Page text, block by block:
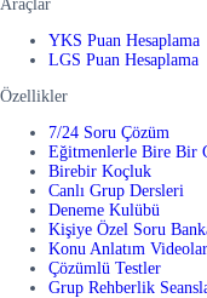
Araçlar
YKS Puan Hesaplama
LGS Puan Hesaplama
Özellikler
7/24 Soru Çözüm
Eğitmenlerle Bire Bir
Birebir Koçluk
Canlı Grup Dersleri
Deneme Kulübü
Kişiye Özel Soru
Konu Anlatım
Çözümlü Testler
Grup Rehberlik